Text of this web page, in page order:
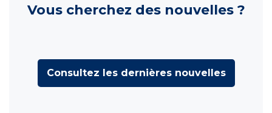
Vous cherchez des nouvelles ?
Consultez les dernières nouvelles